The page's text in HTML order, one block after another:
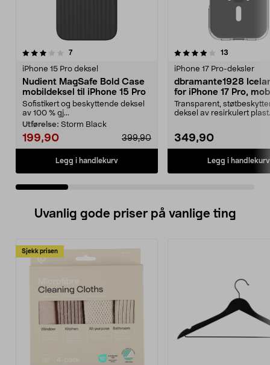
7anmeldelser
iPhone 15 Pro deksel
Nudient MagSafe Bold Case
mobildeksel til iPhone 15 Pro
Sofistikert og beskyttende deksel
av 100 % gj...
Utførelse: Storm Black
199,90 399,90
Legg i handlekurv
4.0 av 5 stjerner 13
iPhone 17 Pro-deksler
dbramante1928
for iPhone 17 Pro,
Transparent,
deksel av resirkulert plast.
349,90
Legg i handlekurv
4.0 av 5 stjerner
Uvanlig gode priser på vanlige ting
Sjekk prisen